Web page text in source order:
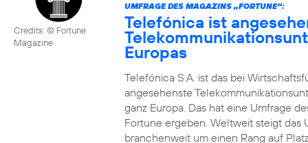
Credits: © Fortune
Magazine
UMFRAGE DES MAGAZINS „FORTUNE“:
Telefónica ist
Europas
Telefónica S.A. ist das bei
angesehenste
ganz Europa. Das hat eine Umfrage
Fortune ergeben. Weltweit steigt das
branchenweit um einen Rang auf